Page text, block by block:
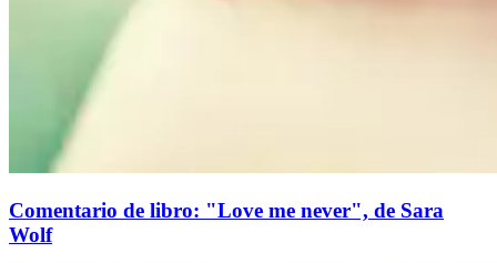
Comentario de libro: "Love me never", de Sara
Wolf